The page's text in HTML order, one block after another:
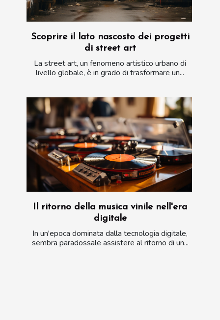
Scoprire il lato nascosto dei progetti
di street art
La street art, un fenomeno artistico urbano di
livello globale, è in grado di trasformare un...
Il ritorno della musica vinile nell'era
digitale
In un'epoca dominata dalla tecnologia digitale,
sembra paradossale assistere al ritorno di un...